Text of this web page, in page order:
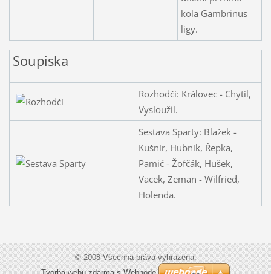
kola Gambrinus
ligy.
Soupiska
Rozhodčí: Královec - Chytil,
Vysloužil.
Sestava Sparty: Blažek -
Kušnír, Hubník, Řepka,
Pamić - Žofčák, Hušek,
Vacek, Zeman - Wilfried,
Holenda.
© 2008 Všechna práva vyhrazena.